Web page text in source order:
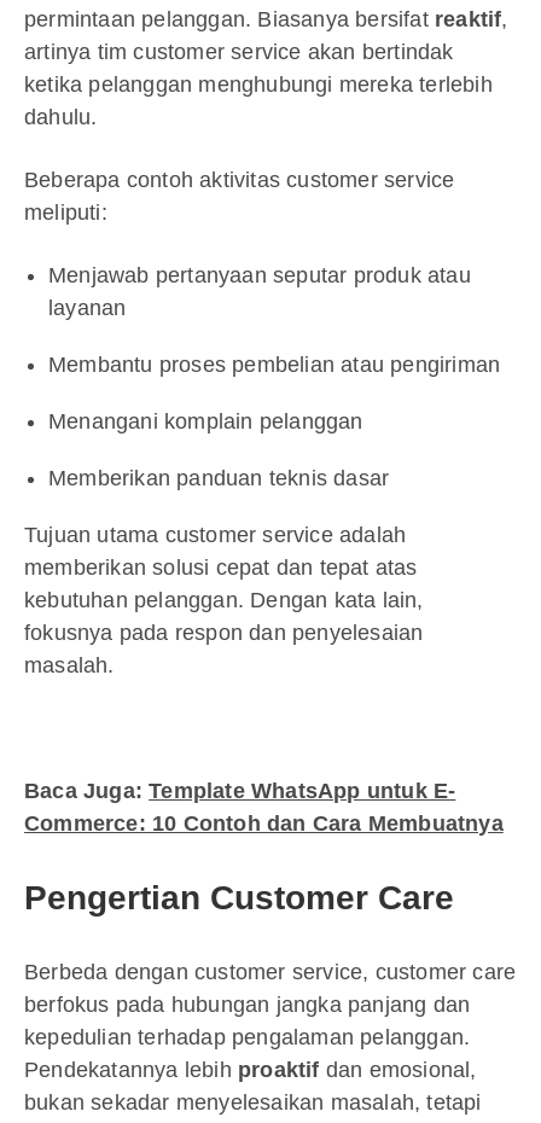
permintaan pelanggan. Biasanya bersifat reaktif,
artinya tim customer service akan bertindak
ketika pelanggan menghubungi mereka terlebih
dahulu.
Beberapa contoh aktivitas customer service
meliputi:
Menjawab pertanyaan seputar produk atau
layanan
Membantu proses pembelian atau pengiriman
Menangani komplain pelanggan
Memberikan panduan teknis dasar
Tujuan utama customer service adalah
memberikan solusi cepat dan tepat atas
kebutuhan pelanggan. Dengan kata lain,
fokusnya pada respon dan penyelesaian
masalah.
Baca Juga:Template WhatsApp untuk E-
Commerce: 10 Contoh dan Cara Membuatnya
Pengertian Customer Care
Berbeda dengan customer service, customer care
berfokus pada hubungan jangka panjang dan
kepedulian terhadap pengalaman pelanggan.
Pendekatannya lebih proaktif dan emosional,
bukan sekadar menyelesaikan masalah, tetapi